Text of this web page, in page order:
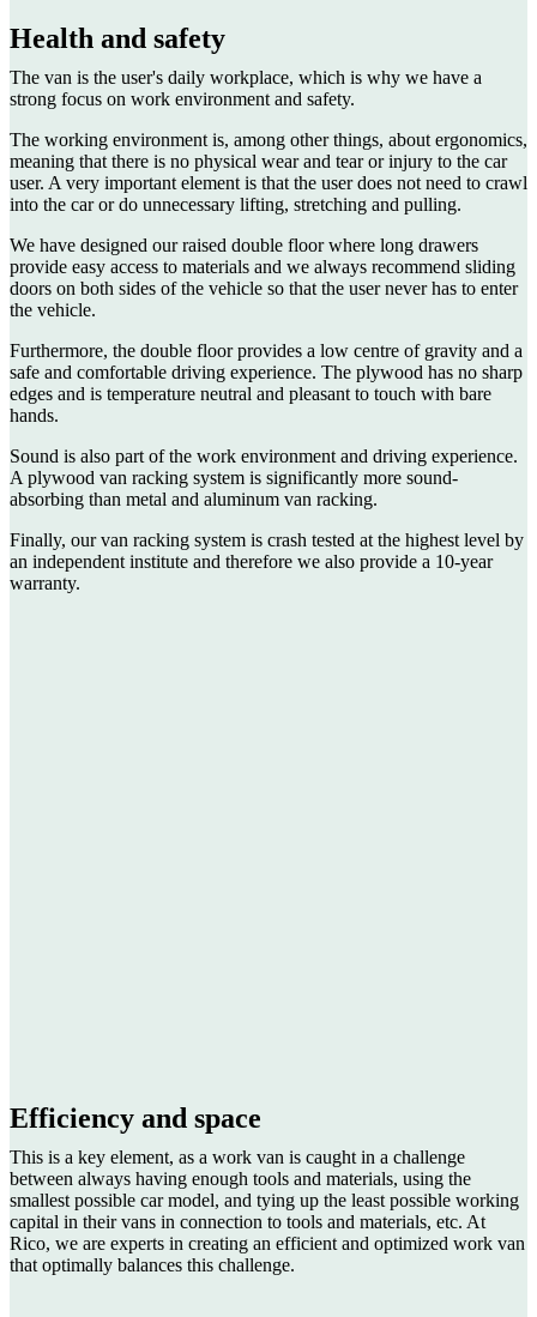
Health and safety
The van is the user's daily workplace, which is why we have a
strong focus on work environment and safety.
The working environment is, among other things, about ergonomics,
meaning that there is no physical wear and tear or injury to the car
user. A very important element is that the user does not need to crawl
into the car or do unnecessary lifting, stretching and pulling.
We have designed our raised double floor where long drawers
provide easy access to materials and we always recommend sliding
doors on both sides of the vehicle so that the user never has to enter
the vehicle.
Furthermore, the double floor provides a low centre of gravity and a
safe and comfortable driving experience. The plywood has no sharp
edges and is temperature neutral and pleasant to touch with bare
hands.
Sound is also part of the work environment and driving experience.
A plywood van racking system is significantly more sound-
absorbing than metal and aluminum van racking.
Finally, our van racking system is crash tested at the highest level by
an independent institute and therefore we also provide a 10-year
warranty.
Efficiency and space
This is a key element, as a work van is caught in a challenge
between always having enough tools and materials, using the
smallest possible car model, and tying up the least possible working
capital in their vans in connection to tools and materials, etc. At
Rico, we are experts in creating an efficient and optimized work van
that optimally balances this challenge.